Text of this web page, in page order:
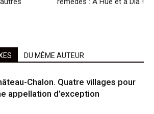
DU MÊME AUTEUR
Chalon. Quatre villages pour
appellation d’exception